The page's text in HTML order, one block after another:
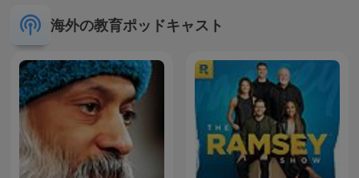
海外の教育ポッドキャスト